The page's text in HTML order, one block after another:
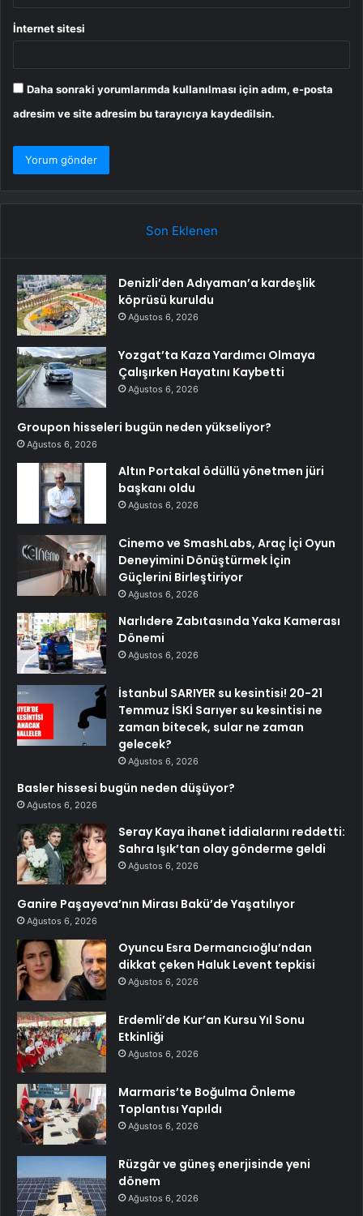
İnternet sitesi
Daha sonraki yorumlarımda kullanılması için adım, e-posta
adresim ve site adresim bu tarayıcıya kaydedilsin.
Son Eklenen
Denizli’den Adıyaman’a kardeşlik
köprüsü kuruldu
Ağustos 6, 2026
Yozgat’ta Kaza Yardımcı Olmaya
Çalışırken Hayatını Kaybetti
Ağustos 6, 2026
Groupon hisseleri bugün neden yükseliyor?
Ağustos 6, 2026
Altın Portakal ödüllü yönetmen jüri
başkanı oldu
Ağustos 6, 2026
Cinemo ve SmashLabs, Araç İçi Oyun
Deneyimini Dönüştürmek İçin
Güçlerini Birleştiriyor
Ağustos 6, 2026
Narlıdere Zabıtasında Yaka Kamerası
Dönemi
Ağustos 6, 2026
İstanbul SARIYER su kesintisi! 20-21
Temmuz İSKİ Sarıyer su kesintisi ne
zaman bitecek, sular ne zaman
gelecek?
Ağustos 6, 2026
Basler hissesi bugün neden düşüyor?
Ağustos 6, 2026
Seray Kaya ihanet iddialarını reddetti:
Sahra Işık’tan olay gönderme geldi
Ağustos 6, 2026
Ganire Paşayeva’nın Mirası Bakü’de Yaşatılıyor
Ağustos 6, 2026
Oyuncu Esra Dermancıoğlu’ndan
dikkat çeken Haluk Levent tepkisi
Ağustos 6, 2026
Erdemli’de Kur’an Kursu Yıl Sonu
Etkinliği
Ağustos 6, 2026
Marmaris’te Boğulma Önleme
Toplantısı Yapıldı
Ağustos 6, 2026
Rüzgâr ve güneş enerjisinde yeni
dönem
Ağustos 6, 2026